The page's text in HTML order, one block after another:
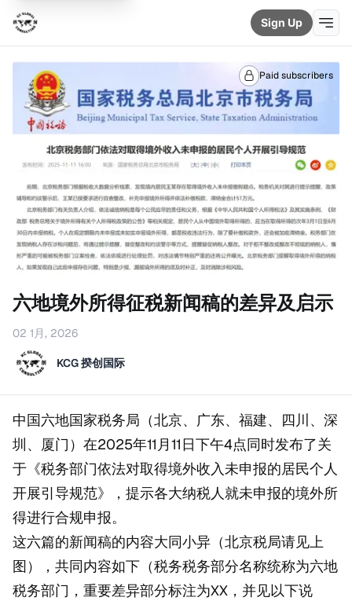
Sign Up
Paid subscribers
六地境外所得征税新闻稿的差异及启示
02 1月, 2026
KCG 揆创国际
中国六地国家税务局（北京、广东、福建、四川、深
圳、厦门）在2025年11月11日下午4点同时发布了关
于《税务部门依法对取得境外收入未申报的居民个人
开展引导规范》，提示各大纳税人就未申报的境外所
得进行合规申报。
这六篇的新闻稿的内容大同小异（北京税局请见上
图），共同内容如下（税务税务部分名称统称为六地
税务部门，重要差异部分标注为XX，并见以下说